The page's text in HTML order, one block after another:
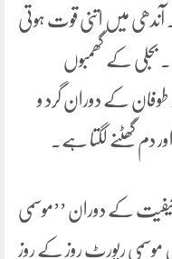
فی گھنٹہ ۔ آندھی میں اتنی قوت ہوتی
بجلی کے گھمبوں
طوفان کے دوران گرد و
دم گھٹنے لگتا ہے۔
کیفیت کے دوران ’’موسمی
موسمی رپورٹ روز کے روز